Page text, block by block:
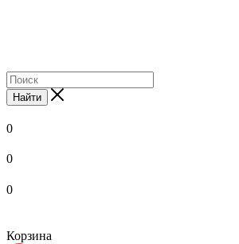
Найти
0
0
0
Корзина